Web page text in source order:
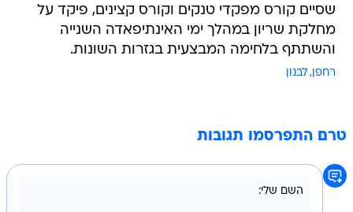
שסיים קורס מפקדי טנקים וקורס קצינים, פיקד על
מחלקת שריון במהלך ימי האינתיפאדה השנייה
והשתתף בלחימה המבצעית בגזרות השונות.
רחפן לבנון
טרם התפרסמו תגובות